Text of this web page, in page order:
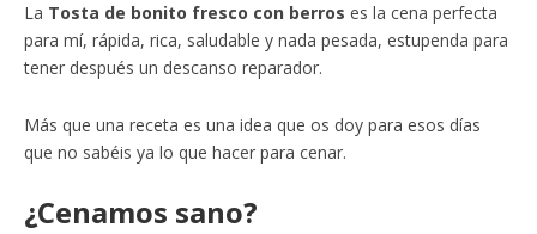
La Tosta de bonito fresco con berros es la cena perfecta
para mí, rápida, rica, saludable y nada pesada, estupenda para
tener después un descanso reparador.
Más que una receta es una idea que os doy para esos días
que no sabéis ya lo que hacer para cenar.
¿Cenamos sano?